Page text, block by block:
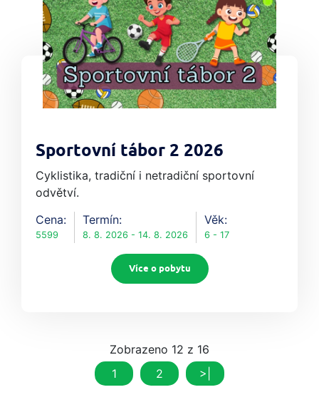
Sportovní tábor 2 2026
Cyklistika, tradiční i netradiční sportovní
odvětví.
Cena:
5599
Termín:
8. 8. 2026 - 14. 8. 2026
Věk:
6 - 17
Více o pobytu
Zobrazeno 12 z 16
1
2 >|